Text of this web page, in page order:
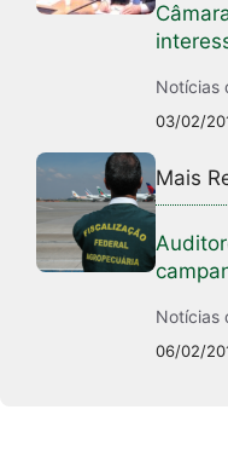
Notícias
03/02/
Mais
Notícias
06/02/